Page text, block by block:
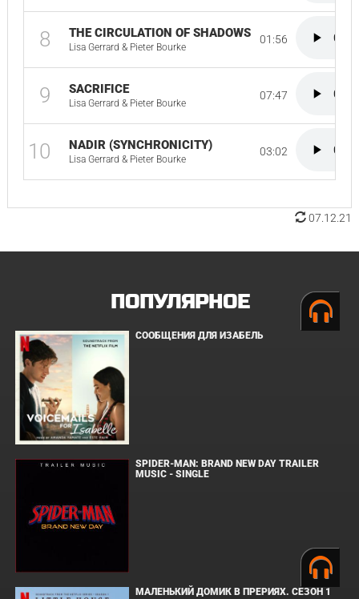
8 THE CIRCULATION OF SHADOWS
Lisa Gerrard & Pieter Bourke
01:56
9 SACRIFICE
Lisa Gerrard & Pieter Bourke
07:47
10 NADIR (SYNCHRONICITY)
Lisa Gerrard & Pieter Bourke
03:02
07.12.21
ПОПУЛЯРНОЕ
СООБЩЕНИЯ ДЛЯ ИЗАБЕЛЬ
SPIDER-MAN: BRAND NEW DAY TRAILER
MUSIC - SINGLE
МАЛЕНЬКИЙ ДОМИК В ПРЕРИЯХ. СЕЗОН 1